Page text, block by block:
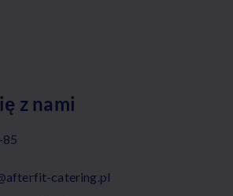
z nami
catering.pl